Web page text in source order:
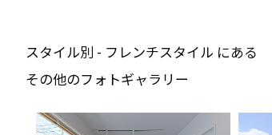
スタイル別 - フレンチスタイル にある
その他のフォトギャラリー